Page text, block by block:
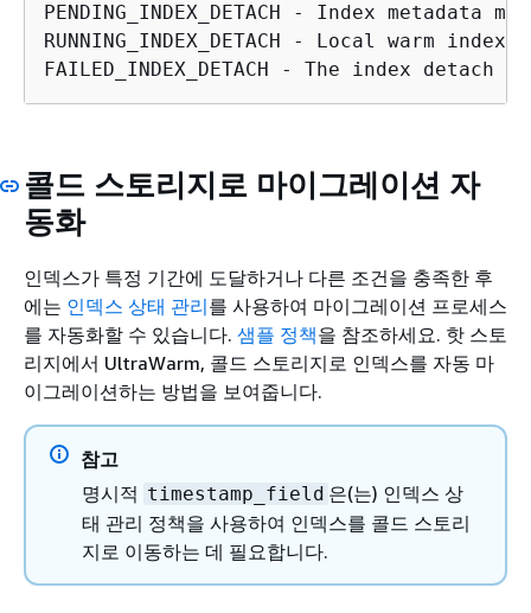
PENDING_INDEX_DETACH - Index
RUNNING_INDEX_DETACH - Local
FAILED_INDEX_DETACH - The index
콜드 스토리지로 마이그레이션 자
동화
인덱스가 특정 기간에 도달하거나 다른 조건을 충족한 후
에는 인덱스 상태 관리를 사용하여 마이그레이션 프로세스
를 자동화할 수 있습니다. 샘플 정책을 참조하세요. 핫 스토
리지에서 UltraWarm, 콜드 스토리지로 인덱스를 자동 마
이그레이션하는 방법을 보여줍니다.
참고
명시적 timestamp_field 은(는) 인덱스 상
태 관리 정책을 사용하여 인덱스를 콜드 스토리
지로 이동하는 데 필요합니다.